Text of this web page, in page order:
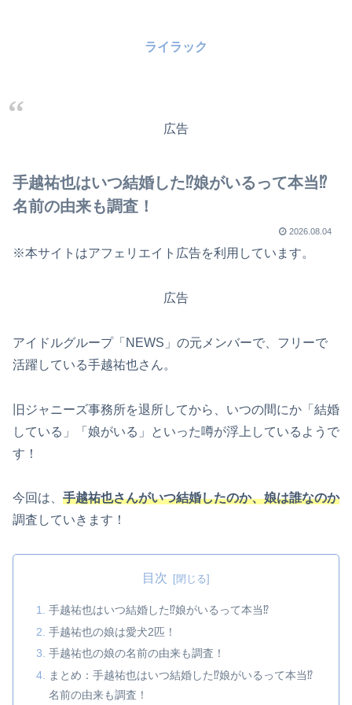
ライラック
広告
手越祐也はいつ結婚した⁉娘がいるって本当⁉
名前の由来も調査！
2026.08.04
※本サイトはアフェリエイト広告を利用しています。
広告
アイドルグループ「NEWS」の元メンバーで、フリーで
活躍している手越祐也さん。
旧ジャニーズ事務所を退所してから、いつの間にか「結婚
している」「娘がいる」といった噂が浮上しているようで
す！
今回は、 手越祐也さんがいつ結婚したのか、娘は誰なのか
調査していきます！
目次
手越祐也はいつ結婚した⁉娘がいるって本当⁉
手越祐也の娘は愛犬2匹！
手越祐也の娘の名前の由来も調査！
まとめ：手越祐也はいつ結婚した⁉娘がいるって本当⁉
名前の由来も調査！